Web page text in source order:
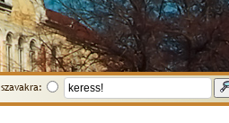
szavakra: